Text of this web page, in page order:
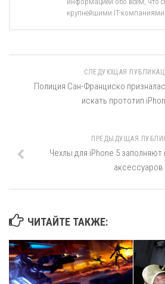
крупнейшими IT-
СЛЕДУЮЩАЯ
Полиция Сан-Франциско
искать прототип
ПРЕДЫДУЩАЯ
Чехлы для iPhone 5 заполняют
аксессуаров
ЧИТАЙТЕ ТАКЖЕ: